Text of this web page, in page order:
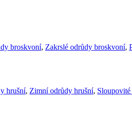
broskvoní, Zakrslé odrůdy broskvoní,
hrušní, Zimní odrůdy hrušní,